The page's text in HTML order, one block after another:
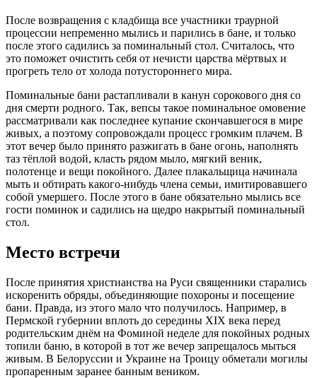
После возвращения с кладбища все участники траурной
процессии непременно мылись и парились в бане, и только
после этого садились за поминальный стол. Считалось, что
это поможет очистить себя от нечисти царства мёртвых и
прогреть тело от холода потустороннего мира.
Поминальные бани растапливали в канун сорокового дня со
дня смерти родного. Так, вепсы такое поминальное омовение
рассматривали как последнее купание скончавшегося в мире
живых, а поэтому сопровождали процесс громким плачем. В
этот вечер было принято разжигать в бане огонь, наполнять
таз тёплой водой, класть рядом мыло, мягкий веник,
полотенце и вещи покойного. Далее плакальщица начинала
мыть и обтирать какого-нибудь члена семьи, имитировавшего
собой умершего. После этого в бане обязательно мылись все
гости поминок и садились на щедро накрытый поминальный
стол.
Место встречи
После принятия христианства на Руси священники старались
искоренить обряды, объединяющие похороны и посещение
бани. Правда, из этого мало что получилось. Например, в
Пермской губернии вплоть до середины XIX века перед
родительским днём на Фоминой неделе для покойных родных
топили баню, в которой в тот же вечер запрещалось мыться
живым. В Белоруссии и Украине на Троицу обметали могилы
пропаренным заранее банным веником.